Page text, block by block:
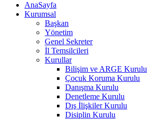
AnaSayfa
Kurumsal
Başkan
Yönetim
Genel Sekreter
İl Temsilcileri
Kurullar
Bilişim ve ARGE Kurulu
Çocuk Koruma Kurulu
Danışma Kurulu
Denetleme Kurulu
Dış İlişkiler Kurulu
Disiplin Kurulu